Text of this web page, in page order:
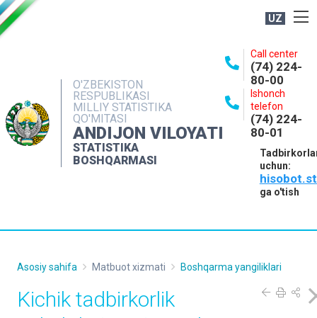
UZ
O'ZBEKISTON
RESPUBLIKASI
MILLIY STATISTIKA
QO'MITASI
ANDIJON VILOYATI
STATISTIKA
BOSHQARMASI
Call center
(74) 224-
80-00
Ishonch
telefon
(74) 224-
80-01
uchun:
ga o'tish
NASHRLAR
INTERAKTIV XIZMATLAR
MATBUOT XIZMATI
MUROJAATLAR
Asosiy sahifa Matbuot xizmati Boshqarma yangiliklari
Kichik tadbirkorlik